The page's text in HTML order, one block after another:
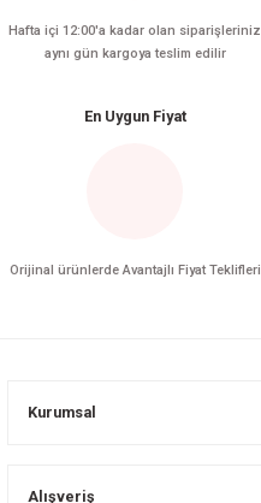
Hafta içi 12:00'a kadar olan siparişleriniz
aynı gün kargoya teslim edilir
En Uygun Fiyat
Orijinal ürünlerde Avantajlı Fiyat Teklifleri
Kurumsal
Alışveriş